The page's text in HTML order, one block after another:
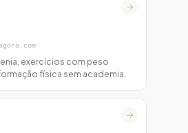
→
exercícios com peso
física sem academia.
→